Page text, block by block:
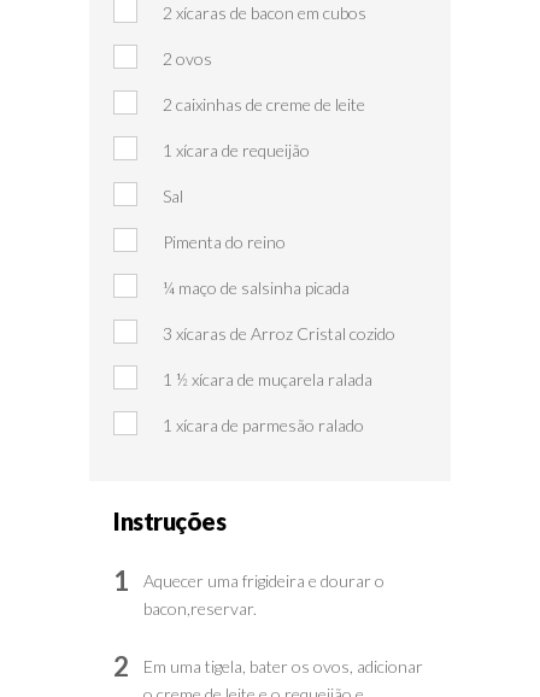
2 xícaras de bacon em cubos
2 ovos
2 caixinhas de creme de leite
1 xícara de requeijão
Sal
Pimenta do reino
¼ maço de salsinha picada
3 xícaras de Arroz Cristal cozido
1 ½ xícara de muçarela ralada
1 xícara de parmesão ralado
Instruções
1
Aquecer uma frigideira e dourar o
bacon,reservar.
2
Em uma tigela, bater os ovos, adicionar